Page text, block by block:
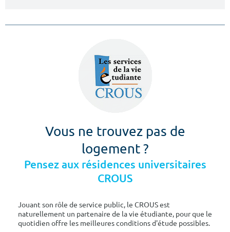
Vous ne trouvez pas de
logement ?
Pensez aux résidences universitaires
CROUS
Jouant son rôle de service public, le CROUS est
naturellement un partenaire de la vie étudiante, pour que le
quotidien offre les meilleures conditions d'étude possibles.